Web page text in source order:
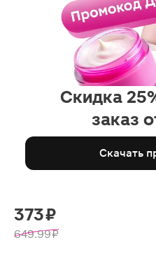
Скидка
заказ
Скачать
373 ₽
649.99 ₽